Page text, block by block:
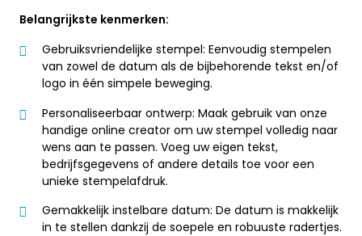
Belangrijkste kenmerken:
Gebruiksvriendelijke stempel: Eenvoudig stempelen
van zowel de datum als de bijbehorende tekst en/of
logo in één simpele beweging.
Personaliseerbaar ontwerp: Maak gebruik van onze
handige online creator om uw stempel volledig naar
wens aan te passen. Voeg uw eigen tekst,
bedrijfsgegevens of andere details toe voor een
unieke stempelafdruk.
Gemakkelijk instelbare datum: De datum is makkelijk
in te stellen dankzij de soepele en robuuste radertjes.